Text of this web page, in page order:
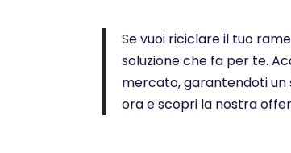
Se vuoi riciclare il tuo
soluzione che fa per te.
mercato, garantendoti un
ora e scopri la nostra